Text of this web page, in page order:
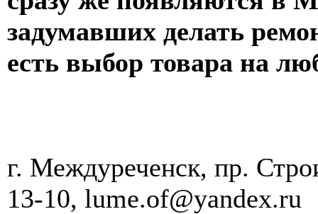
задумавших делать
есть выбор товара на
г. Междуреченск, пр.
13-10, lume.of@yandex.ru